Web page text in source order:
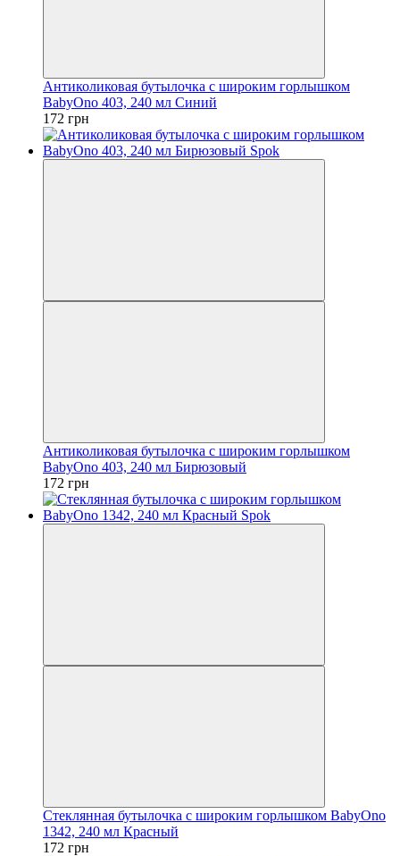
Антиколиковая бутылочка с широким горлышком
BabyOno 403, 240 мл Синий
172 грн
Антиколиковая бутылочка с широким горлышком
BabyOno 403, 240 мл Бирюзовый
172 грн
Стеклянная бутылочка с широким горлышком BabyOno
1342, 240 мл Красный
172 грн